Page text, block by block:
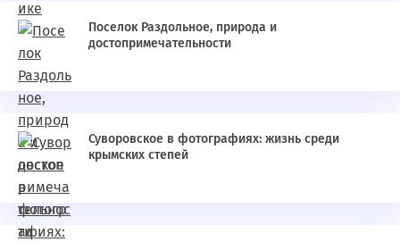
Поселок Раздольное, природа и
достопримечательности
Суворовское в фотографиях: жизнь среди
крымских степей